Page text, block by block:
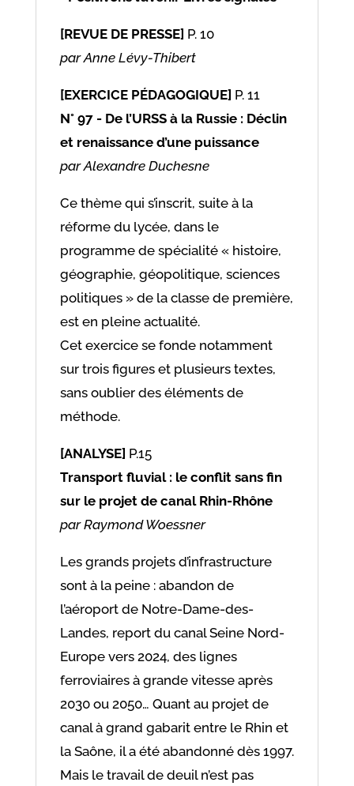
[REVUE DE PRESSE] P. 10
par Anne Lévy-Thibert
[EXERCICE PÉDAGOGIQUE] P. 11
N° 97 - De l’URSS à la Russie : Déclin
et renaissance d’une puissance
par Alexandre Duchesne
Ce thème qui s’inscrit, suite à la
réforme du lycée, dans le
programme de spécialité « histoire,
géographie, géopolitique, sciences
politiques » de la classe de première,
est en pleine actualité.
Cet exercice se fonde notamment
sur trois figures et plusieurs textes,
sans oublier des éléments de
méthode.
[ANALYSE] P.15
Transport fluvial : le conflit sans fin
sur le projet de canal Rhin-Rhône
par Raymond Woessner
Les grands projets d’infrastructure
sont à la peine : abandon de
l’aéroport de Notre-Dame-des-
Landes, report du canal Seine Nord-
Europe vers 2024, des lignes
ferroviaires à grande vitesse après
2030 ou 2050… Quant au projet de
canal à grand gabarit entre le Rhin et
la Saône, il a été abandonné dès 1997.
Mais le travail de deuil n’est pas